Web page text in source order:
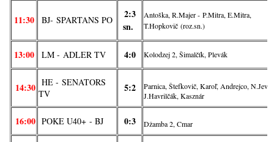
11:30 BJ- SPARTANS PO
2:3
sn.
Antoška, R.Majer - P.Mitra, E.Mitra,
T.Hopkovič (roz.sn.)
13:00 LM - ADLER TV 4:0 Kolodzej 2, Šimalčík, Plevák
14:30 HE - SENATORS
TV
5:2
Parnica, Štefkovič, Karoľ, Andrejco,
J.Havrilčák, Kasznár
16:00 POKE U40+ - BJ 0:3 Džamba 2, Cmar